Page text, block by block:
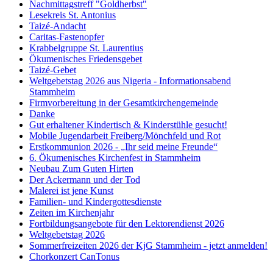
Nachmittagstreff "Goldherbst"
Lesekreis St. Antonius
Taizé-Andacht
Caritas-Fastenopfer
Krabbelgruppe St. Laurentius
Ökumenisches Friedensgebet
Taizé-Gebet
Weltgebetstag 2026 aus Nigeria - Informationsabend
Stammheim
Firmvorbereitung in der Gesamtkirchengemeinde
Danke
Gut erhaltener Kindertisch & Kinderstühle gesucht!
Mobile Jugendarbeit Freiberg/Mönchfeld und Rot
Erstkommunion 2026 - „Ihr seid meine Freunde“
6. Ökumenisches Kirchenfest in Stammheim
Neubau Zum Guten Hirten
Der Ackermann und der Tod
Malerei ist jene Kunst
Familien- und Kindergottesdienste
Zeiten im Kirchenjahr
Fortbildungsangebote für den Lektorendienst 2026
Weltgebetstag 2026
Sommerfreizeiten 2026 der KjG Stammheim - jetzt anmelden!
Chorkonzert CanTonus